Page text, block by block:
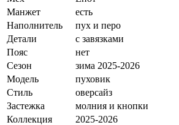
Манжет
есть
Наполнитель
пух и перо
Детали
с завязками
Пояс
нет
Сезон
зима 2025-2026
Модель
пуховик
Стиль
оверсайз
Застежка
молния и кнопки
Коллекция
2025-2026